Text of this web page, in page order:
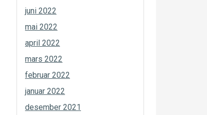
juni 2022
mai 2022
april 2022
mars 2022
februar 2022
januar 2022
desember 2021